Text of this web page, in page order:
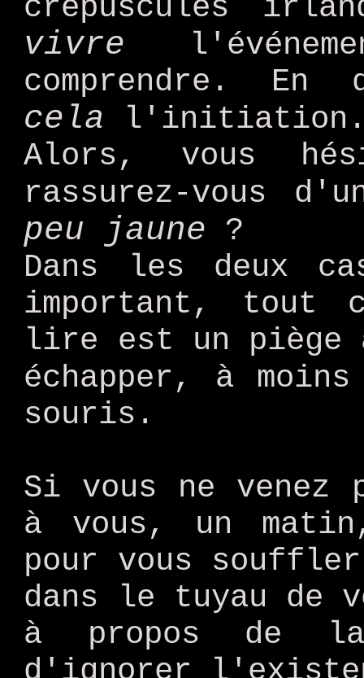
crépuscules
vivre
comprendre.
cela
Alors, vous
rassurez-vous
peu jaune ?
Dans les deux
important, tout
lire est un piège
échapper, à
souris.
Si vous ne
à vous, un
pour vous
dans le tuyau de
à propos de